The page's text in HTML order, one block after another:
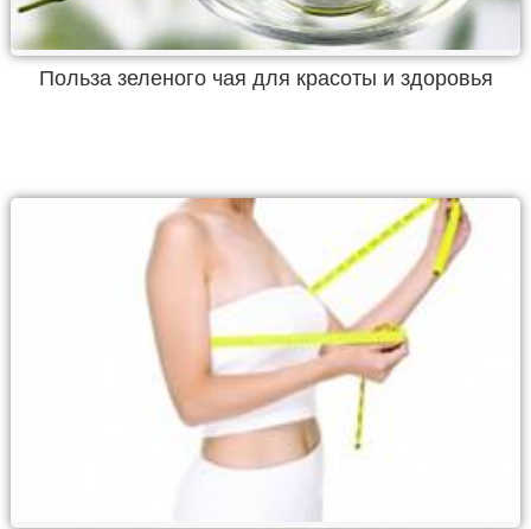
Польза зеленого чая для красоты и здоровья